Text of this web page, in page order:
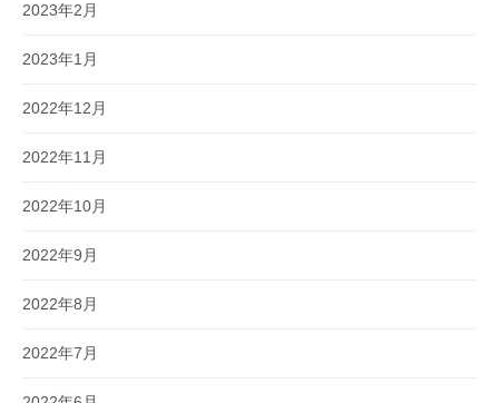
2023年2月
2023年1月
2022年12月
2022年11月
2022年10月
2022年9月
2022年8月
2022年7月